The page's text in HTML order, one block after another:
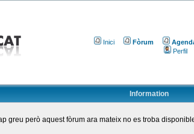
Inici Fòrum
Perfil
Information
greu però aquest fòrum ara mateix no es troba